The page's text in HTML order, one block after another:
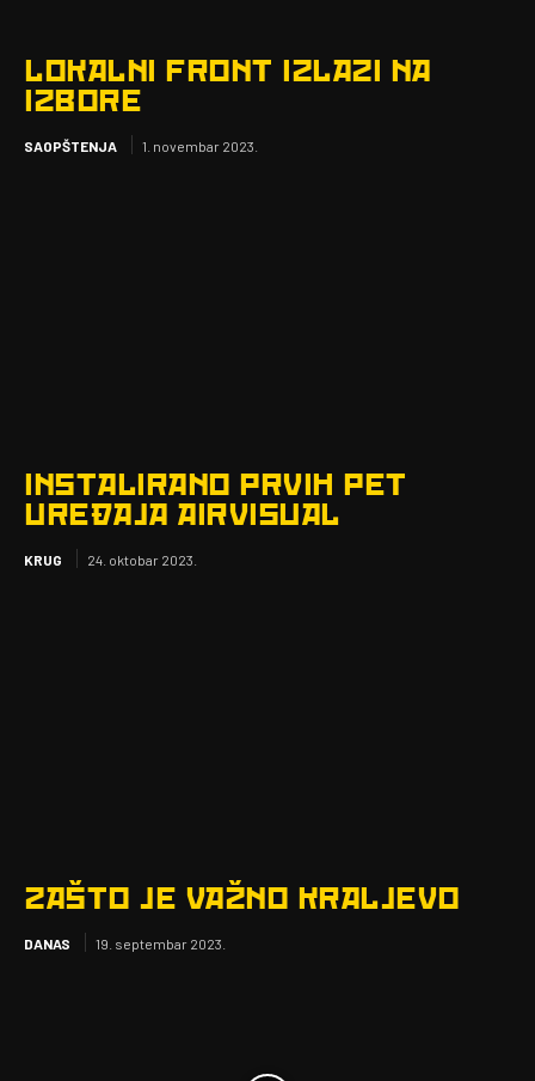
LOKALNI FRONT IZLAZI NA
IZBORE
SAOPŠTENJA 1. novembar 2023.
INSTALIRANO PRVIH PET
UREĐAJA AIRVISUAL
KRUG 24. oktobar 2023.
ZAŠTO JE VAŽNO KRALJEVO
DANAS 19. septembar 2023.